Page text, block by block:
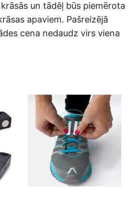
un tādēļ būs piemērota
apaviem. Pašreizējā
cena nedaudz virs viena